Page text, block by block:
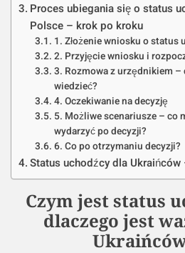
Proces ubiegania się o status
Polsce – krok po kroku
1. Złożenie wniosku o status
2. Przyjęcie wniosku i
3. Rozmowa z urzędnikiem –
wiedzieć?
4. Oczekiwanie na decyzję
5. Możliwe scenariusze – co
wydarzyć po decyzji?
6. Co po otrzymaniu decyzji?
Status uchodźcy dla Ukraińców
Czym jest status
dlaczego jest